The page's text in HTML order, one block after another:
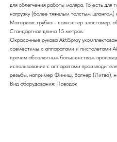
для облегчения работы маляра. То есть для
нагрузку (более тяжелым толстым шлангом)
Материал: трубка - полиэстер эластомер,
Стандартная длина 15 метров.
Окрасочные рукава AktiSpray
совместимы с аппаратами и пистолетами
прочим абсолютным большинством
использования с аппаратами
резьбы, например Финиш, Вагнер (Литва),
Вид оборудования: Поводок